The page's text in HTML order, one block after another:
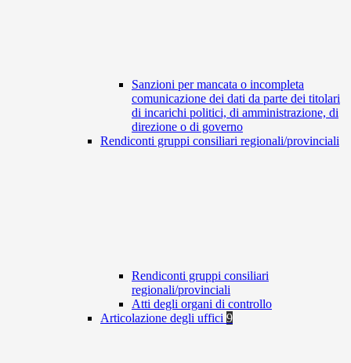
Sanzioni per mancata o incompleta
comunicazione dei dati da parte dei titolari
di incarichi politici, di amministrazione, di
direzione o di governo
Rendiconti gruppi consiliari regionali/provinciali
Rendiconti gruppi consiliari
regionali/provinciali
Atti degli organi di controllo
Articolazione degli uffici 9